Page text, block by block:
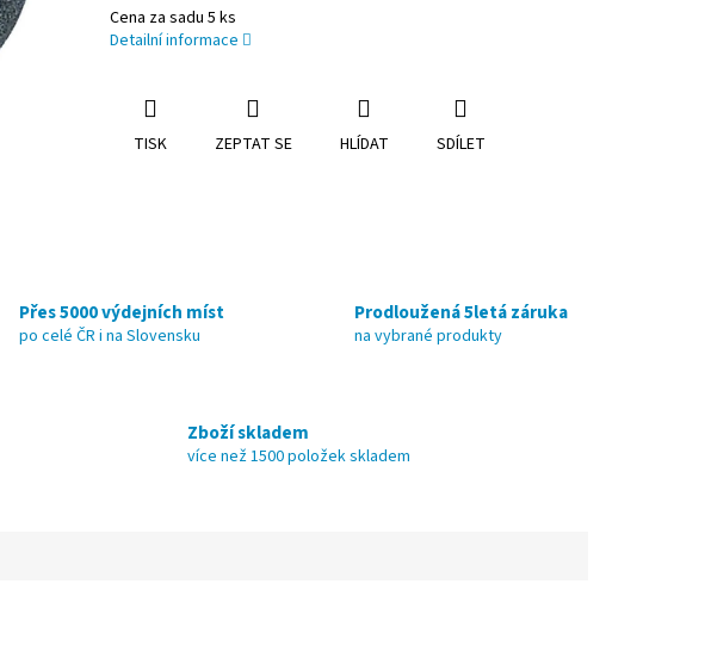
Cena za sadu 5 ks
Detailní informace
TISK ZEPTAT SE HLÍDAT SDÍLET
Přes 5000 výdejních míst
po celé ČR i na Slovensku
Prodloužená 5letá záruka
na vybrané produkty
Zboží skladem
více než 1500 položek skladem